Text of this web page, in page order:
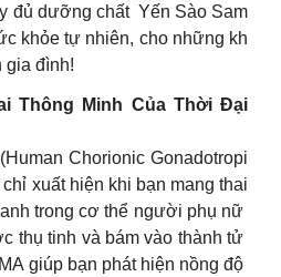
đủ dưỡng chất Yến Sào Sam
khỏe tự nhiên, cho những kh
gia đình!
Thông Minh Của Thời Đại
Chorionic Gonadotropi
xuất hiện khi bạn mang thai
trong cơ thể người phụ nữ
thụ tinh và bám vào thành tử
giúp bạn phát hiện nồng độ